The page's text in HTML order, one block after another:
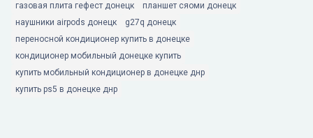
газовая плита гефест донецк
планшет сяоми донецк
наушники airpods донецк
g27q донецк
переносной кондиционер купить в донецке
кондиционер мобильный донецке купить
купить мобильный кондиционер в донецке днр
купить ps5 в донецке днр